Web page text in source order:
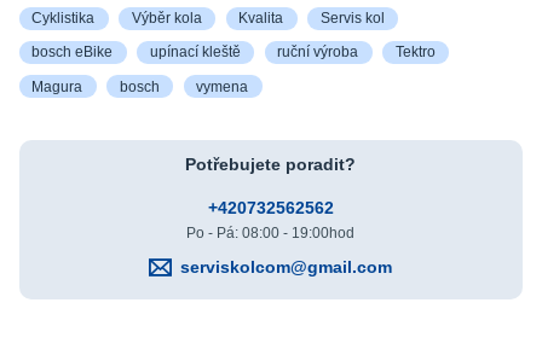
Cyklistika Výběr kola Kvalita Servis kol
bosch eBike upínací kleště ruční výroba Tektro
Magura bosch vymena
Potřebujete poradit?
+420732562562
Po - Pá: 08:00 - 19:00hod
serviskolcom@gmail.com